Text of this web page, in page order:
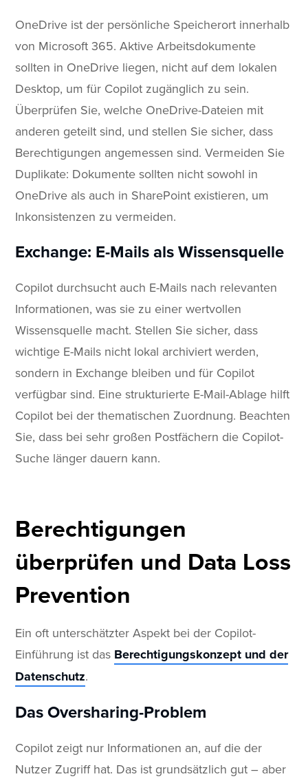
OneDrive ist der persönliche Speicherort innerhalb
von Microsoft 365. Aktive Arbeitsdokumente
sollten in OneDrive liegen, nicht auf dem lokalen
Desktop, um für Copilot zugänglich zu sein.
Überprüfen Sie, welche OneDrive-Dateien mit
anderen geteilt sind, und stellen Sie sicher, dass
Berechtigungen angemessen sind. Vermeiden Sie
Duplikate: Dokumente sollten nicht sowohl in
OneDrive als auch in SharePoint existieren, um
Inkonsistenzen zu vermeiden.
Exchange: E-Mails als Wissensquelle
Copilot durchsucht auch E-Mails nach relevanten
Informationen, was sie zu einer wertvollen
Wissensquelle macht. Stellen Sie sicher, dass
wichtige E-Mails nicht lokal archiviert werden,
sondern in Exchange bleiben und für Copilot
verfügbar sind. Eine strukturierte E-Mail-Ablage hilft
Copilot bei der thematischen Zuordnung. Beachten
Sie, dass bei sehr großen Postfächern die Copilot-
Suche länger dauern kann.
Berechtigungen
überprüfen und Data Loss
Prevention
Ein oft unterschätzter Aspekt bei der Copilot-
Einführung ist das Berechtigungskonzept und der
Datenschutz.
Das Oversharing-Problem
Copilot zeigt nur Informationen an, auf die der
Nutzer Zugriff hat. Das ist grundsätzlich gut – aber